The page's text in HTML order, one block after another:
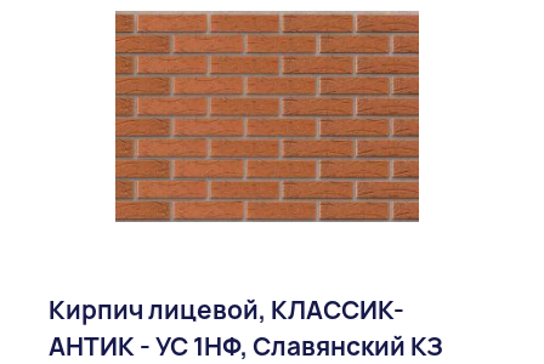
Кирпич лицевой, КЛАССИК-
АНТИК - УС 1НФ, Славянский КЗ